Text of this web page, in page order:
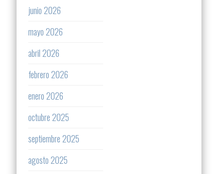
junio 2026
mayo 2026
abril 2026
febrero 2026
enero 2026
octubre 2025
septiembre 2025
agosto 2025